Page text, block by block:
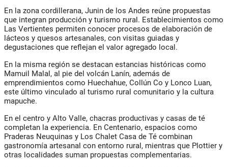
En la zona cordillerana, Junin de los Andes reúne propuestas
que integran producción y turismo rural. Establecimientos como
Las Vertientes permiten conocer procesos de elaboración de
lácteos y quesos artesanales, con visitas guiadas y
degustaciones que reflejan el valor agregado local.
En la misma región se destacan estancias históricas como
Mamuil Malal, al pie del volcán Lanín, además de
emprendimientos como Huechahue, Collún Co y Lonco Luan,
este último vinculado al turismo rural comunitario y la cultura
mapuche.
En el centro y Alto Valle, chacras productivas y casas de té
completan la experiencia. En Centenario, espacios como
Praderas Neuquinas y Los Chalet Casa de Té combinan
gastronomía artesanal con entorno rural, mientras que Plottier y
otras localidades suman propuestas complementarias.